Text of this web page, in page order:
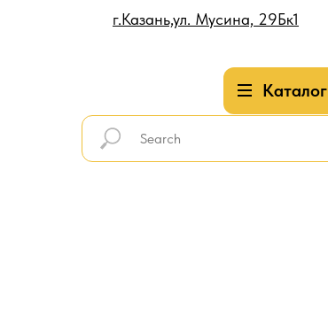
г.Казань,ул. Мусина, 29Бк1
Каталог